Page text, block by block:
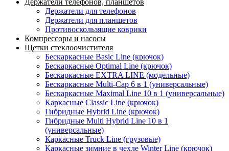
Держатели телефонов, планшетов
Держатели для телефонов
Держатели для планшетов
Противоскользящие коврики
Компрессоры и насосы
Щетки стеклоочистителя
Бескаркасные Basic Line (крючок)
Бескаркасные Optimal Line (крючок)
Бескаркасные EXTRA LINE (модельные)
Бескаркасные Multi-Cap 6 в 1 (универсальные)
Бескаркасные Maximal Line 10 в 1 (универсальные)
Каркасные Classic Line (крючок)
Гибридные Hybrid Line (крючок)
Гибридные Multi Hybrid Line 10 в 1
(универсальные)
Каркасные Truck Line (грузовые)
Каркасные зимние в чехле Winter Line (крючок)